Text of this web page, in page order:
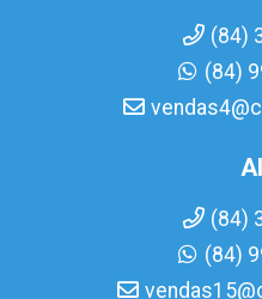
(84)
(84)
(84)
(84)